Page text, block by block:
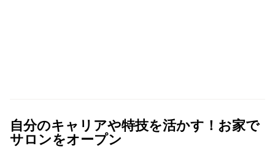
自分のキャリアや特技を活かす！お家で
サロンをオープン